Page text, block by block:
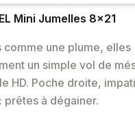
Mini Jumelles 8x21
comme une plume, elles
un simple vol de
HD. Poche droite,
prêtes à dégainer.